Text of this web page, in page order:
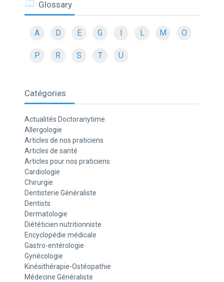
Glossary
A D E G L M O
P R S T U
Catégories
Actualités Doctoranytime
Allergologie
Articles de nos praticiens
Articles de santé
Articles pour nos praticiens
Cardiologie
Chirurgie
Dentisterie Généraliste
Dentists
Dermatologie
Diététicien nutritionniste
Encyclopédie médicale
Gastro-entérologie
Gynécologie
Kinésithérapie-Ostéopathie
Médecine Généraliste